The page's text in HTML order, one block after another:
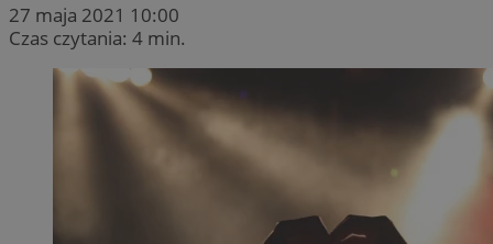
27 maja 2021 10:00
Czas czytania: 4 min.